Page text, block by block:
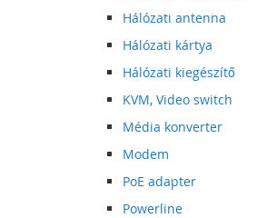
Hálózati antenna
Hálózati kártya
Hálózati kiegészítő
KVM, Video switch
Média konverter
Modem
PoE adapter
Powerline